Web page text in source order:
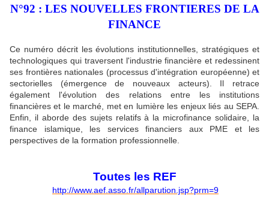
N°92 : LES NOUVELLES FRONTIERES DE LA
FINANCE
Ce numéro décrit les évolutions institutionnelles, stratégiques et
technologiques qui traversent l'industrie financière et redessinent
ses frontières nationales (processus d'intégration européenne) et
sectorielles (émergence de nouveaux acteurs). Il retrace
également l'évolution des relations entre les institutions
financières et le marché, met en lumière les enjeux liés au SEPA.
Enfin, il aborde des sujets relatifs à la microfinance solidaire, la
finance islamique, les services financiers aux PME et les
perspectives de la formation professionnelle.
Toutes les REF
http://www.aef.asso.fr/allparution.jsp?prm=9